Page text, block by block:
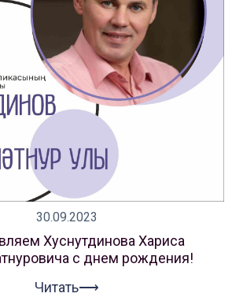
30.09.2023
Хуснутдинова Хариса
с днем рождения!
Читать⟶